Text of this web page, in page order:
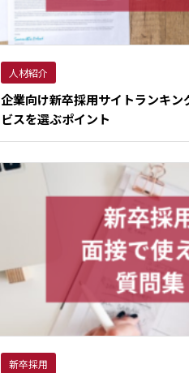
人材紹介
企業向け新卒採用サイトランキン
ビスを選ぶポイント
新卒採用